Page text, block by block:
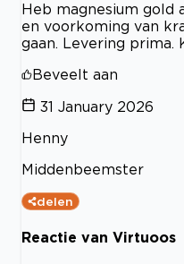
Heb magnesium gold
en voorkoming van
gaan. Levering prima.
Beveelt aan
31 January 2026
Henny
Middenbeemster
delen
Reactie van Virtuoos